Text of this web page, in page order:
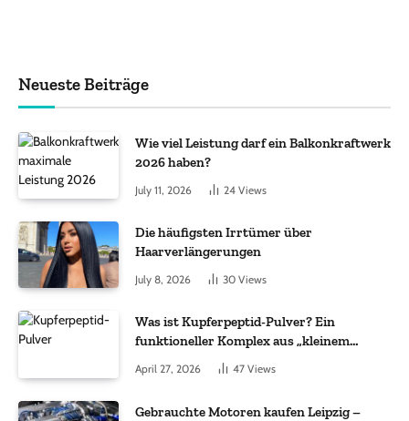
Neueste Beiträge
Wie viel Leistung darf ein Balkonkraftwerk
2026 haben?
July 11, 2026 24 Views
Die häufigsten Irrtümer über
Haarverlängerungen
July 8, 2026 30 Views
Was ist Kupferpeptid-Pulver? Ein
funktioneller Komplex aus „kleinem
Molekül + Metall“
April 27, 2026 47 Views
Gebrauchte Motoren kaufen Leipzig –